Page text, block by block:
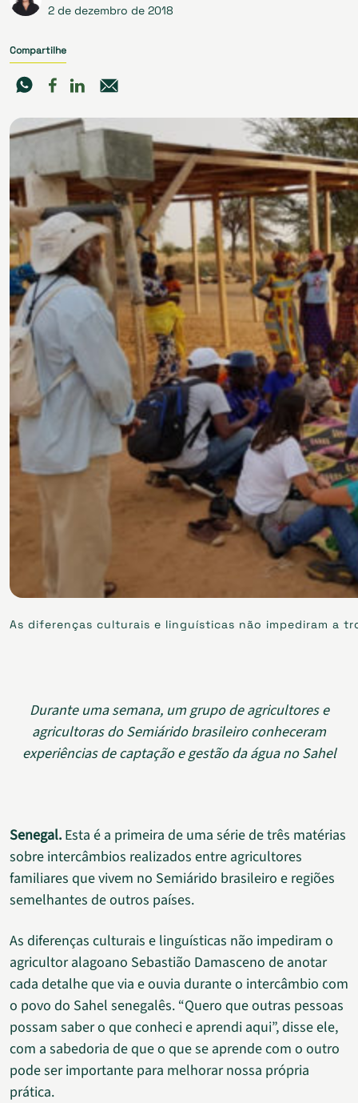
2 de dezembro de 2018
Compartilhe
As diferenças culturais e linguísticas não impediram a
Durante uma semana, um grupo de agricultores e
agricultoras do Semiárido brasileiro conheceram
experiências de captação e gestão da água no Sahel
Senegal. Esta é a primeira de uma série de três matérias
sobre intercâmbios realizados entre agricultores
familiares que vivem no Semiárido brasileiro e regiões
semelhantes de outros países.
As diferenças culturais e linguísticas não impediram o
agricultor alagoano Sebastião Damasceno de anotar
cada detalhe que via e ouvia durante o intercâmbio com
o povo do Sahel senegalês. “Quero que outras pessoas
possam saber o que conheci e aprendi aqui”, disse ele,
com a sabedoria de que o que se aprende com o outro
pode ser importante para melhorar nossa própria
prática.